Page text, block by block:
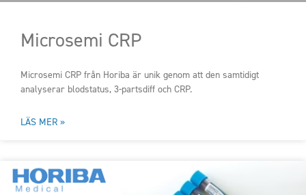
Microsemi CRP
Microsemi CRP från Horiba är unik genom att den samtidigt
analyserar blodstatus, 3-partsdiff och CRP.
LÄS MER »